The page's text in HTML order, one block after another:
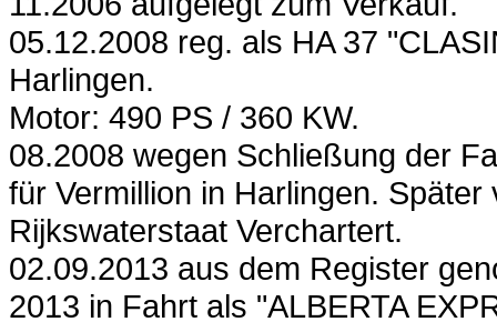
05.12.2008 reg. als HA 37
Harlingen.
Motor: 490 PS / 360 KW.
08.2008 wegen Schließung der
für Vermillion in Harlingen.
Rijkswaterstaat Verchartert.
02.09.2013 aus dem Register
2013 in Fahrt als "ALBERTA